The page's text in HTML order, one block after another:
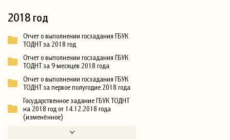
2018 год
Отчет о выполнении госзадания ГБУК
ТОДНТ за 2018 год
Отчет о выполнении госзадания ГБУК
ТОДНТ за 9 месяцев 2018 года
Отчет о выполнении госзадания ГБУК
ТОДНТ за первое полугодие 2018 года
Государственное задание ГБУК ТОДНТ
на 2018 год от 14.12.2018 года
(изменённое)